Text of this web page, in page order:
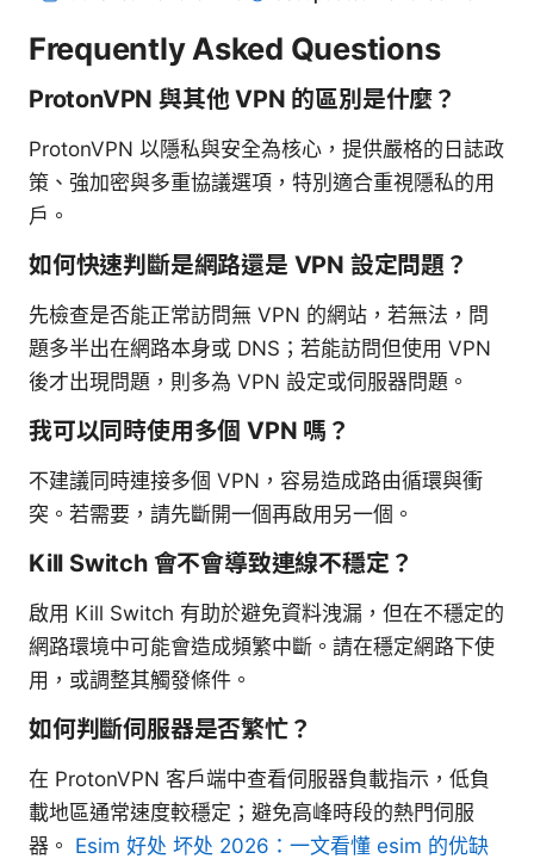
Frequently Asked Questions
ProtonVPN 與其他 VPN 的區別是什麼？
ProtonVPN 以隱私與安全為核心，提供嚴格的日誌政
策、強加密與多重協議選項，特別適合重視隱私的用
戶。
如何快速判斷是網路還是 VPN 設定問題？
先檢查是否能正常訪問無 VPN 的網站，若無法，問
題多半出在網路本身或 DNS；若能訪問但使用 VPN
後才出現問題，則多為 VPN 設定或伺服器問題。
我可以同時使用多個 VPN 嗎？
不建議同時連接多個 VPN，容易造成路由循環與衝
突。若需要，請先斷開一個再啟用另一個。
Kill Switch 會不會導致連線不穩定？
啟用 Kill Switch 有助於避免資料洩漏，但在不穩定的
網路環境中可能會造成頻繁中斷。請在穩定網路下使
用，或調整其觸發條件。
如何判斷伺服器是否繁忙？
在 ProtonVPN 客戶端中查看伺服器負載指示，低負
載地區通常速度較穩定；避免高峰時段的熱門伺服
器。 Esim 好处 坏处 2026：一文看懂 esim 的优缺